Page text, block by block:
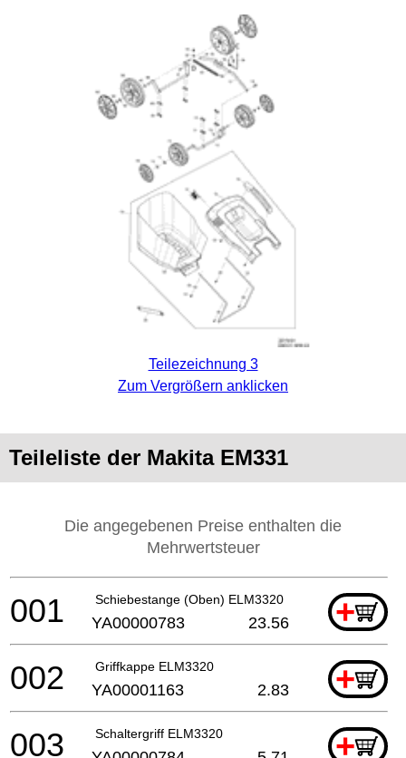
Teilezeichnung 3
Zum Vergrößern anklicken
Teileliste der Makita EM331
Die angegebenen Preise enthalten die
Mehrwertsteuer
Schiebestange (Oben) ELM3320 +
001 YA00000783 23.56
Griffkappe ELM3320 +
002 YA00001163 2.83
Schaltergriff ELM3320 +
003